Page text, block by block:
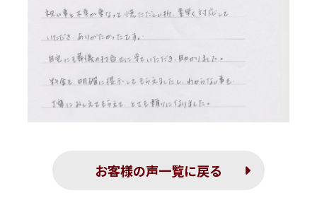
お客様の声一覧に戻る